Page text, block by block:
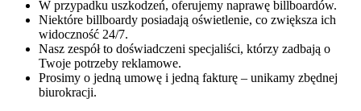
W przypadku uszkodzeń, oferujemy naprawę billboardów.
Niektóre billboardy posiadają oświetlenie, co zwiększa ich
widoczność 24/7.
Nasz zespół to doświadczeni specjaliści, którzy zadbają o
Twoje potrzeby reklamowe.
Prosimy o jedną umowę i jedną fakturę – unikamy zbędnej
biurokracji.